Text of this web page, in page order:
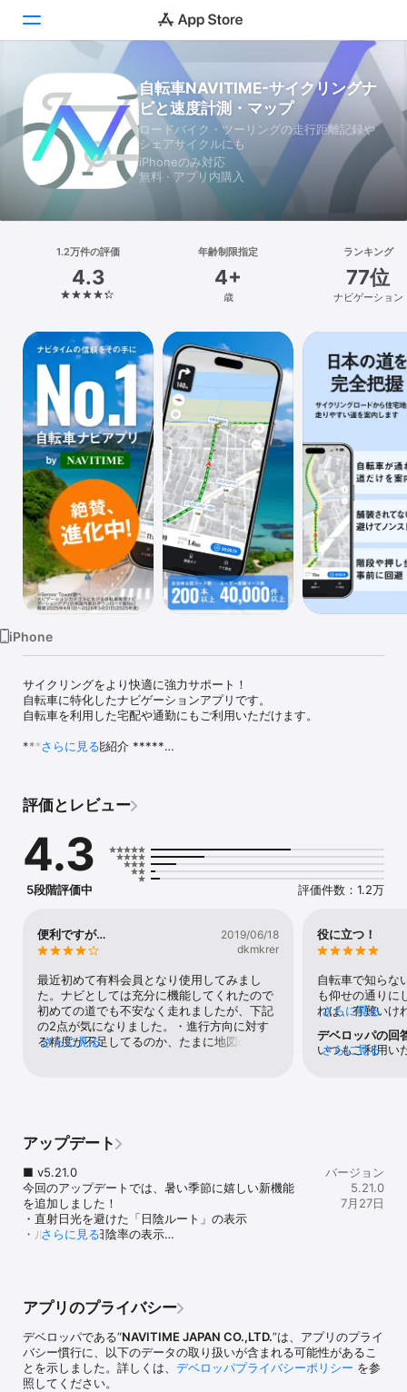
Today
ゲーム
アプリ
検索
プラットフォーム
iPhone
iPad
Vision
Watch
TV
自転車NAVITIME-サイクリングナ
ビと速度計測・マップ
ロードバイク・ツーリングの走行距離記録や
シェアサイクルにも
iPhoneのみ対応
無料 · アプリ内購入
1.2万件の評価
4.3
年齢制限指定
4+
歳
ランキング
77位
ナビゲーション
iPhone
サイクリングをより快適に強力サポート！
自転車に特化したナビゲーションアプリです。
自転車を利用した宅配や通勤にもご利用いただけます。
***** 主な機能紹介 *****
定して正確な所要時間を確認することができます。
し、一部の自転車通行空間にも対応しております。
通常：推奨ルートを利用可能
プレミアムコースへ登録すると：推奨を含む以下の全7種類のルー
トを利用可能
・推奨（距離・時間・高低差、車の交通量などを考慮したルー
・距離が短い
・坂道が少ない
・大通り優先
・裏通り優先
・サイクリングロード優先(近くにあるサイクリングロードを優先
的に通る)
走りたい距離を指定すると、その距離に応じたサイクリングルー
トを最大４ルート提案します。
◆[サイクルコンピューター(サイコン)]
下記の走行情報をリアルタイムで表示します。
・速度
・最高速度
・走行時間
音声ナビゲーションと同時に走行情報を確認することができま
す。
◆[画面OFFナビ]
音声ナビゲーション中に画面をOFFにしても、ナビゲーションを
継続します。これにより電池消費を抑えることができます。
さらに見る
評価とレビュー
4.3
5段階評価中 評価件数：1.2万
便利ですが…
2019/06/18
dkmkrer
最近初めて有料会員となり使用してみまし
た。ナビとしては充分に機能してくれたので
初めての道でも不安なく走れましたが、下記
の2点が気になりました。・進行方向に対す
る精度が不足してるのか、たまに地図の表示
さらに見る
役に立つ！
自転車で知らな
も仰せの通りに
れば、有難いけ
さらに見る
デベロッパの回
いつもご利用い
他にもご要望
連絡いただけ
さらに見る
アップデート
■ v5.21.0
今回のアップデートでは、暑い季節に嬉しい新機能
を追加しました！
・直射日光を避けた「日陰ルート」の表示
・ルート上の日陰率の表示
さらに見る
バージョン
5.21.0
7月27日
アプリのプライバシー
デベロッパである“NAVITIME JAPAN CO.,LTD.”は、アプリのプライ
バシー慣行に、以下のデータの取り扱いが含まれる可能性があるこ
とを示しました。詳しくは、 デベロッパプライバシーポリシー を参
照してください。